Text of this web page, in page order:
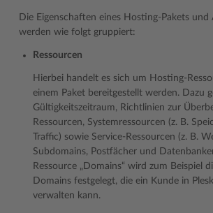
Die Eigenschaften eines Hosting-Pakets und
werden wie folgt gruppiert:
Ressourcen
Hierbei handelt es sich um Hosting-
einem Paket bereitgestellt werden. Dazu
Gültigkeitszeitraum, Richtlinien zur
Ressourcen, Systemressourcen (z. B.
Traffic) sowie Service-Ressourcen (z. B.
Subdomains, Postfächer und
Ressource „Domains“ wird zum Beispiel
Domains festgelegt, die ein Kunde in
verwalten kann.